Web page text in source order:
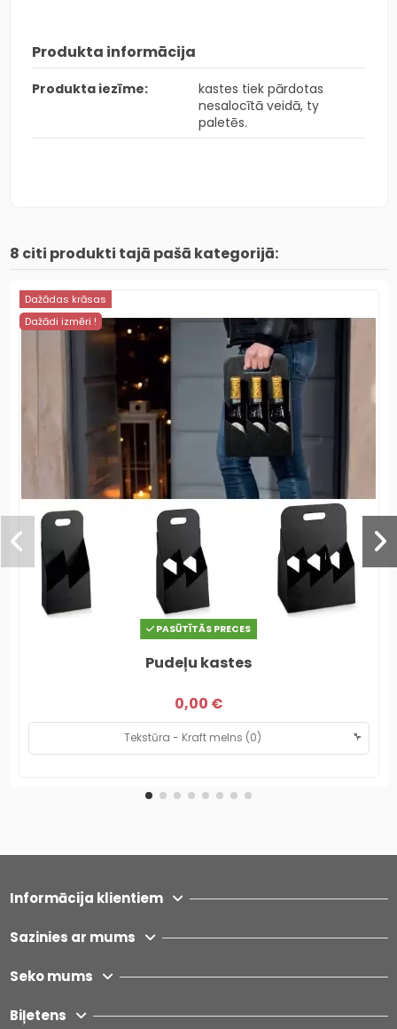
Produkta informācija
Produkta iezīme:
kastes tiek pārdotas
nesalocītā veidā, ty
paletēs.
8 citi produkti tajā pašā kategorijā:
Dažādas krāsas
Dažādi izmēri !
PASŪTĪTĀS PRECES
Pudeļu kastes
0,00 €
Informācija klientiem
Sazinies ar mums
Seko mums
Biļetens